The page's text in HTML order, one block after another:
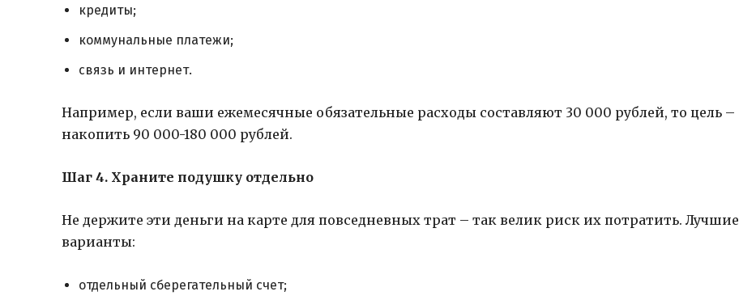
кредиты;
коммунальные платежи;
связь и интернет.
Например, если ваши ежемесячные обязательные расходы составляют 30 000 рублей, то цель –
накопить 90 000-180 000 рублей.
Шаг 4. Храните подушку отдельно
Не держите эти деньги на карте для повседневных трат – так велик риск их потратить. Лучшие
варианты:
отдельный сберегательный счет;